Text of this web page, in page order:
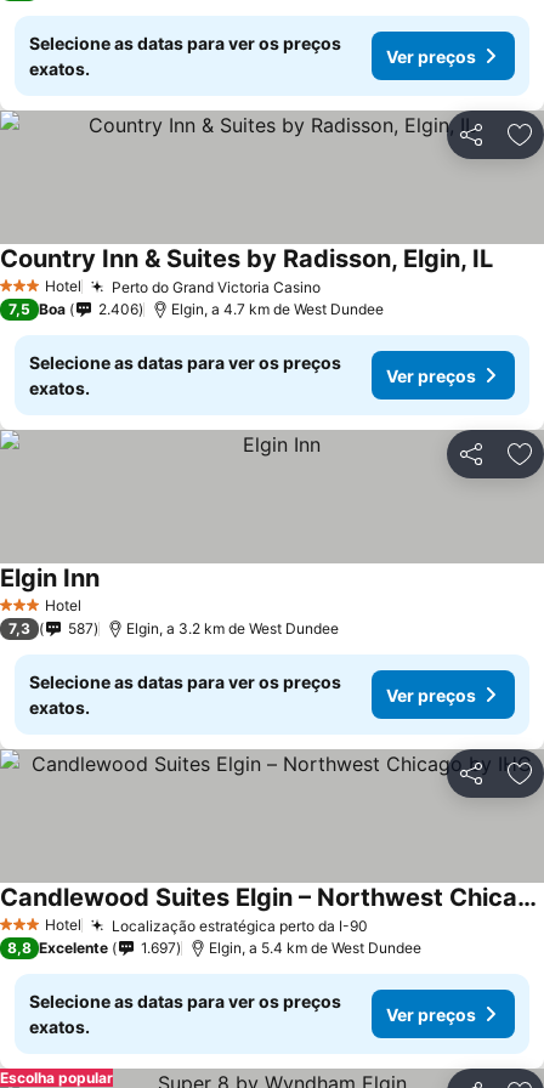
Selecione as datas para ver os preços
exatos.
Ver preços
Partilhar
3 EstrelasHotel Perto do Grand Victoria CasinoVer preços
Country Inn & Suites by Radisson, Elgin, ILVer
7,5 Boa 2.406 Elgin, a 4.7 km de West Dundee
Selecione as datas para ver os preços
exatos.
Ver preços
Partilhar
3 EstrelasHotel
Elgin InnVer preços
7,3 587 Elgin, a 3.2 km de West Dundee
Selecione as datas para ver os preços
exatos.
Ver preços
Partilhar
3 EstrelasHotel Localização estratégica perto da I-90
Candlewood Suites Elgin – Northwest Chicago by IHG
Ver preços
8,8 Excelente 1.697 Elgin, a 5.4 km de West Dundee
Selecione as datas para ver os preços
exatos.
Ver preços
Escolha popular